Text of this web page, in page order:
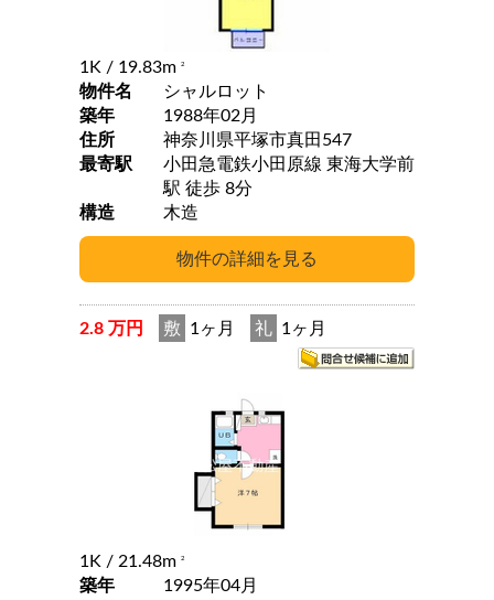
1K / 19.83m 2
物件名
シャルロット
築年
1988年02月
住所
神奈川県平塚市真田547
最寄駅
小田急電鉄小田原線 東海大学前
駅 徒歩 8分
構造
木造
2.8 万円 敷 1ヶ月 礼 1ヶ月
1K / 21.48m 2
築年
1995年04月